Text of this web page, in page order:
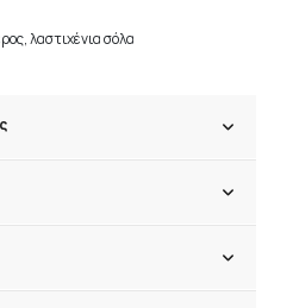
λαστιχένια σόλα